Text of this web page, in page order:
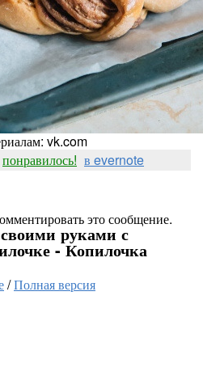
vk.com
понравилось! в evernote
это сообщение.
руками с
- Копилочка
/Полная версия